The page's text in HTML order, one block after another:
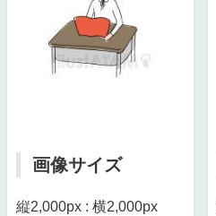
画像サイズ
縦2,000px : 横2,000px